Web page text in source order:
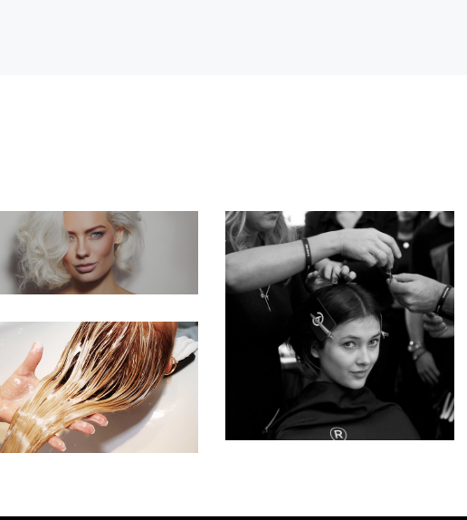
COULEURS
RELOOKING
COLORING
SOINS
COLORING